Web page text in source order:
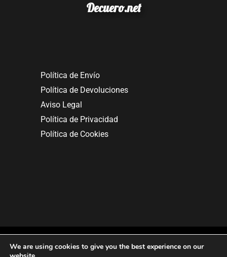
Decuero.net
Política de Envío
Política de Devoluciones
Aviso Legal
Política de Privacidad
Política de Cookies
We are using cookies to give you the best experience on our